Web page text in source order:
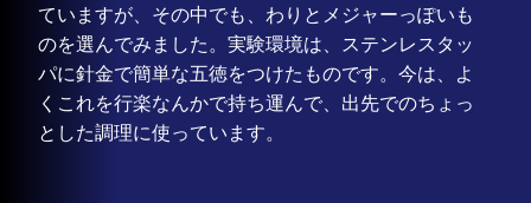
ていますが、その中でも、わりとメジャーっぽいも
のを選んでみました。実験環境は、ステンレスタッ
パに針金で簡単な五徳をつけたものです。今は、よ
くこれを行楽なんかで持ち運んで、出先でのちょっ
とした調理に使っています。